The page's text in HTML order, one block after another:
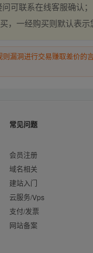
可联系在线客服确认；
，一经购买则默认表
漏洞进行交易赚取差价的
常见问题
会员注册
域名相关
建站入门
云服务/Vps
支付/发票
网站备案